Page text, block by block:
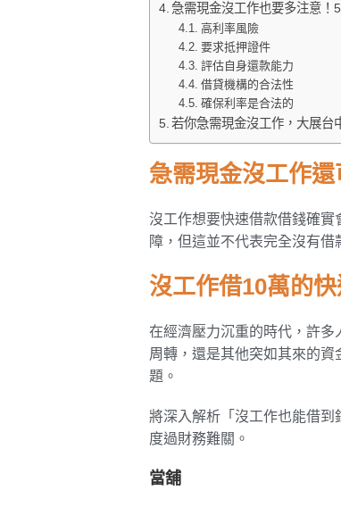
急需現金沒工作也要多注意！
高利率風險
要求抵押證件
評估自身還款能力
借貸機構的合法性
確保利率是合法的
若你急需現金沒工作，大展台
急需現金沒工作還
沒工作想要快速借款借錢確
障，但這並不代表完全沒有借
沒工作借10萬的
在經濟壓力沉重的時代，許
周轉，還是其他突如其來的
題。
將深入解析「沒工作也能借到
度過財務難關。
當舖